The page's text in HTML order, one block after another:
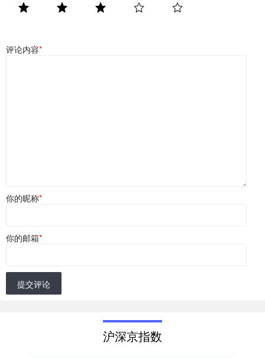
评论内容*
你的昵称*
你的邮箱*
提交评论
沪深京指数